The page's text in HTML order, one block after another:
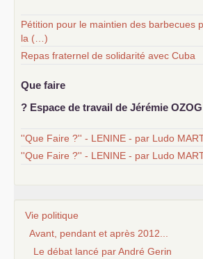
Pétition pour le maintien des barbecues
la (…)
Repas fraternel de solidarité avec Cuba
Que faire
? Espace de travail de Jérémie OZOG
''Que Faire ?'' - LENINE - par Ludo
''Que Faire ?'' - LENINE - par Ludo
Vie politique
Avant, pendant et après 2012...
Le débat lancé par André Gerin